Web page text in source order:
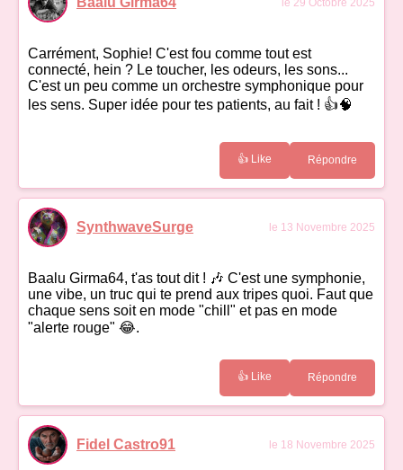
le 29 Octobre 2025
Carrément, Sophie! C'est fou comme tout est
connecté, hein ? Le toucher, les odeurs, les sons...
C'est un peu comme un orchestre symphonique pour
les sens. Super idée pour tes patients, au fait ! 👍🧠
👍 Like Répondre
SynthwaveSurge le 13 Novembre 2025
Baalu Girma64, t'as tout dit ! 🎶 C'est une symphonie,
une vibe, un truc qui te prend aux tripes quoi. Faut que
chaque sens soit en mode "chill" et pas en mode
"alerte rouge" 😂.
👍 Like Répondre
Fidel Castro91 le 18 Novembre 2025